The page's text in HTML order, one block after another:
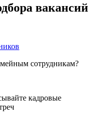
вакансий
сотрудникам?
кадровые